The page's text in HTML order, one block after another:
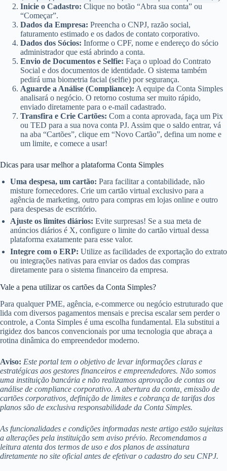
Inicie o Cadastro: Clique no botão “Abra sua conta” ou
“Começar”.
Dados da Empresa: Preencha o CNPJ, razão social,
faturamento estimado e os dados de contato corporativo.
Dados dos Sócios: Informe o CPF, nome e endereço do sócio
administrador que está abrindo a conta.
Envio de Documentos e Selfie: Faça o upload do Contrato
Social e dos documentos de identidade. O sistema também
pedirá uma biometria facial (selfie) por segurança.
Aguarde a Análise (Compliance): A equipe da Conta Simples
analisará o negócio. O retorno costuma ser muito rápido,
enviado diretamente para o e-mail cadastrado.
Transfira e Crie Cartões: Com a conta aprovada, faça um Pix
ou TED para a sua nova conta PJ. Assim que o saldo entrar, vá
na aba “Cartões”, clique em “Novo Cartão”, defina um nome e
um limite, e comece a usar!
Dicas para usar melhor a plataforma Conta Simples
Uma despesa, um cartão: Para facilitar a contabilidade, não
misture fornecedores. Crie um cartão virtual exclusivo para a
agência de marketing, outro para compras em lojas online e outro
para despesas de escritório.
Ajuste os limites diários: Evite surpresas! Se a sua meta de
anúncios diários é X, configure o limite do cartão virtual dessa
plataforma exatamente para esse valor.
Integre com o ERP: Utilize as facilidades de exportação do extrato
ou integrações nativas para enviar os dados das compras
diretamente para o sistema financeiro da empresa.
Vale a pena utilizar os cartões da Conta Simples?
Para qualquer PME, agência, e-commerce ou negócio estruturado que
lida com diversos pagamentos mensais e precisa escalar sem perder o
controle, a Conta Simples é uma escolha fundamental. Ela substitui a
rigidez dos bancos convencionais por uma tecnologia que abraça a
rotina dinâmica do empreendedor moderno.
Aviso: Este portal tem o objetivo de levar informações claras e
estratégicas aos gestores financeiros e empreendedores. Não somos
uma instituição bancária e não realizamos aprovação de contas ou
análise de compliance corporativo. A abertura da conta, emissão de
cartões corporativos, definição de limites e cobrança de tarifas dos
planos são de exclusiva responsabilidade da Conta Simples.
As funcionalidades e condições informadas neste artigo estão sujeitas
a alterações pela instituição sem aviso prévio. Recomendamos a
leitura atenta dos termos de uso e dos planos de assinatura
diretamente no site oficial antes de efetivar o cadastro do seu CNPJ.